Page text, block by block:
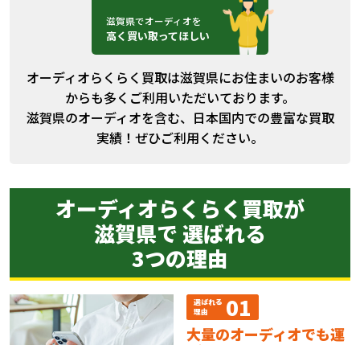
滋賀県でオーディオを
高く買い取ってほしい
オーディオらくらく買取は滋賀県にお住まいのお客様
からも多くご利用いただいております。
滋賀県のオーディオを含む、日本国内での豊富な買取
実績！ぜひご利用ください。
オーディオらくらく買取が
滋賀県で 選ばれる
3つの理由
選ばれる
理由
01
大量のオーディオでも運